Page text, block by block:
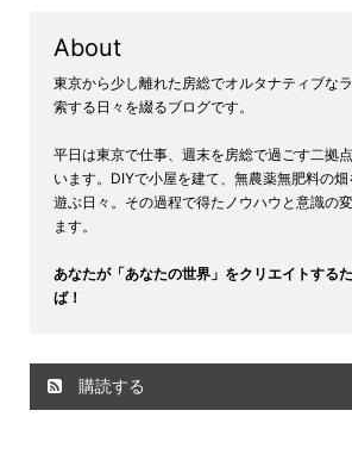
About
東京から少し離れた房総でオルタナティブな
索する日々を綴るブログです。
平日は東京で仕事、週末を房総で過ごす二拠
います。DIYで小屋を建て、無農薬無肥料の
遊ぶ日々。その過程で得たノウハウと意識の
ます。
あなたが「あなたの世界」をクリエイトする
ば！
購読する